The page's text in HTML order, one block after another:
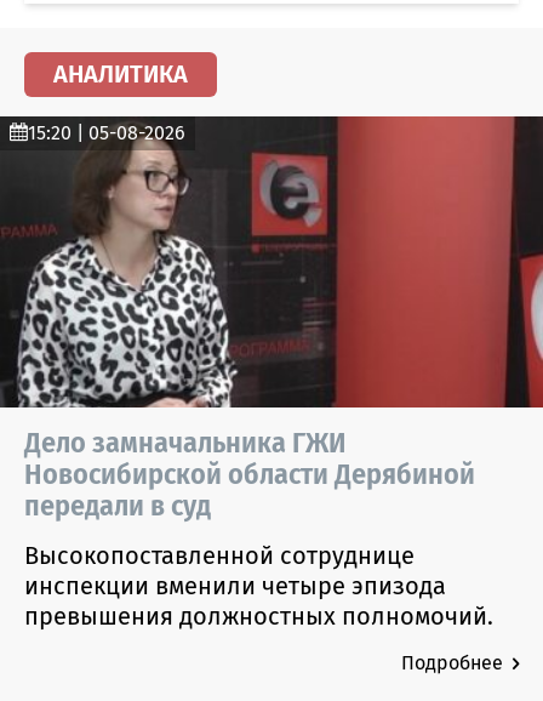
АНАЛИТИКА
15:20 | 05-08-2026
Дело замначальника ГЖИ
Новосибирской области Дерябиной
передали в суд
Высокопоставленной сотруднице
инспекции вменили четыре эпизода
превышения должностных полномочий.
Подробнее